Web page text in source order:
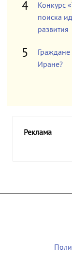
Конкурс
поиска
развития
Иране?
Реклама